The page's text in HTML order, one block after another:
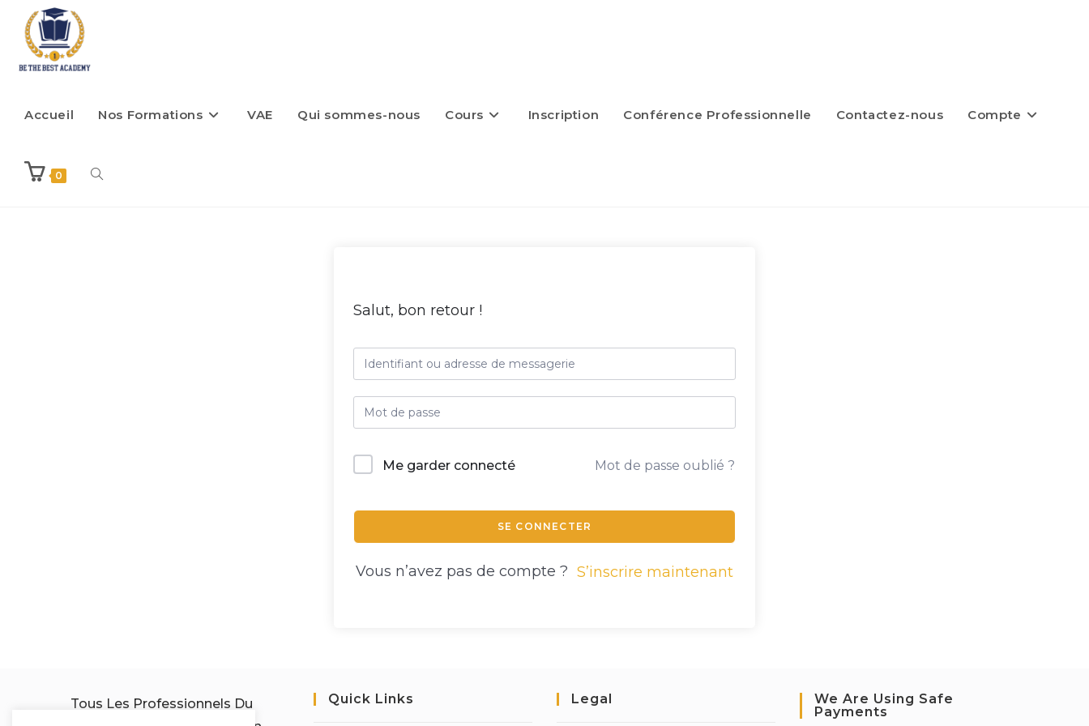
Accueil Nos Formations VAE Qui sommes-nous Cours Inscription Conférence Professionnelle Contactez-nous Compte
0
Salut, bon retour !
Me garder connecté Mot de passe oublié ?
SE CONNECTER
Vous n’avez pas de compte ? S’inscrire maintenant
Tous Les Professionnels Du
Quick Links Legal
We Are Using Safe
Payments